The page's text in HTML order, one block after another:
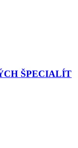
ŠPECIALÍT